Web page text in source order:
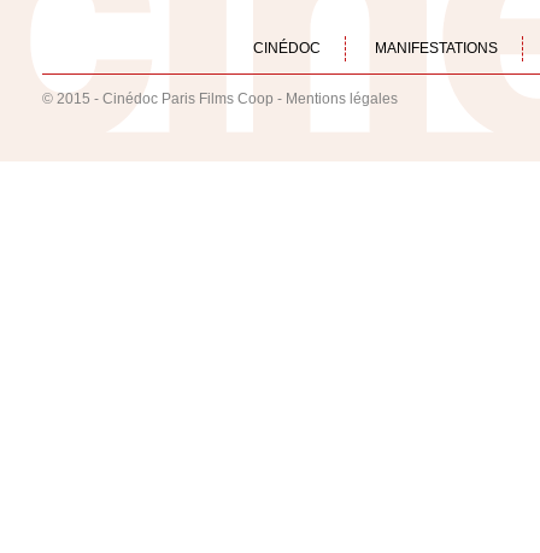
CINÉDOC MANIFESTATIONS
© 2015 - Cinédoc Paris Films Coop - Mentions légales